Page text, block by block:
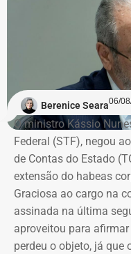
Com informações do
Berenice Seara06/
O ministro Kássio
Federal (STF), negou
de Contas do Estado
extensão do habeas
Graciosa ao cargo na
assinada na última
aproveitou para
perdeu o objeto, já que